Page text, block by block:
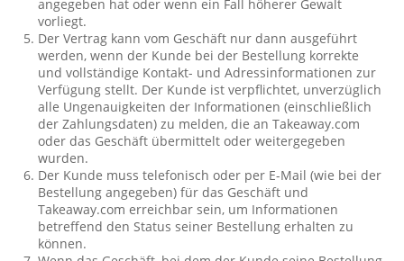
angegeben hat oder wenn ein Fall höherer Gewalt
vorliegt.
Der Vertrag kann vom Geschäft nur dann ausgeführt
werden, wenn der Kunde bei der Bestellung korrekte
und vollständige Kontakt- und Adressinformationen zur
Verfügung stellt. Der Kunde ist verpflichtet, unverzüglich
alle Ungenauigkeiten der Informationen (einschließlich
der Zahlungsdaten) zu melden, die an Takeaway.com
oder das Geschäft übermittelt oder weitergegeben
wurden.
Der Kunde muss telefonisch oder per E-Mail (wie bei der
Bestellung angegeben) für das Geschäft und
Takeaway.com erreichbar sein, um Informationen
betreffend den Status seiner Bestellung erhalten zu
können.